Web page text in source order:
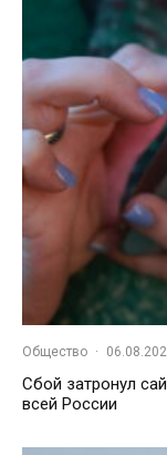
Общество ·
Сбой затронул
всей России